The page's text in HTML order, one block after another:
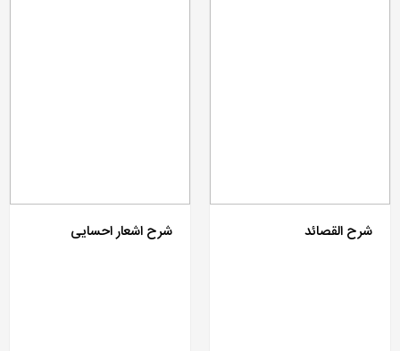
شرح القصائد شرح اشعار احسایی